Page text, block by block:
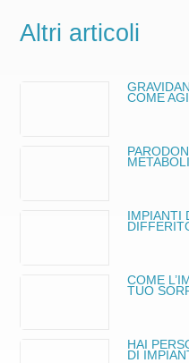
Altri articoli
COME
IMPIANTI
COME
TUO
HAI
DI